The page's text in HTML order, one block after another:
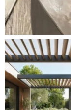
Styl, odolnost a